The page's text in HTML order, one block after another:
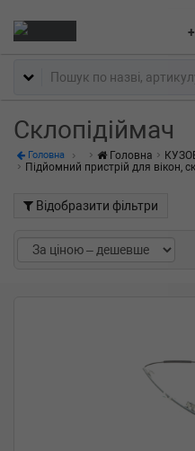
Склопідіймач
Головна Головна
Підйомний пристрій для вікон,
Відобразити фільтри